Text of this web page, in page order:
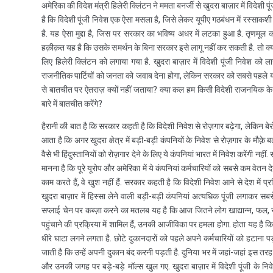
अमेरिका की विदेश मंत्री हिलेरी क्लिंटन ने ममता बनर्जी से खुदरा बाज़ार में
है कि विदेशी पूंजी निवेश एक ऐसा मसला है, जिसे लेकर यूपीए गठबंधन में रस्साकशी
है. यह ऐसा मुद्दा है, जिस पर सरकार का भविष्य अधर में लटका हुआ है. तृणमूल
हक़ीक़त यह है कि उसके समर्थन के बिना सरकार इसे लागू नहीं कर सकती है. तो
लिए हिलेरी क्लिंटन को लगाया गया है. खुदरा बाज़ार में विदेशी पूंजी निवेश को
राजनीतिक पार्टियों को जनता को जवाब देना होगा, लेकिन सरकार को सबसे पहले
से बातचीत पर ऐतराज़ क्यों नहीं जताया? क्या कल हम किसी विदेशी
बारे में बातचीत करेंगे?
हैरानी की बात है कि सरकार कहती है कि विदेशी निवेश से रोज़गार बढ़ेगा, लेकिन
आता है कि अगर खुदरा क्षेत्र में बड़ी-बड़ी कंपनियों के निवेश से रोज़गार के मौक़े
वैसे भी हिंदुस्तानियों को रोज़गार देने के लिए ये कंपनियां भारत में निवेश करेंगी
मानना है कि पूरे यूरोप और अमेरिका में ये कंपनियां कर्मचारियों को सबसे कम
काम करते हैं, वे खुश नहीं हैं. सरकार कहती है कि विदेशी निवेश आने से देश में
खुदरा बाज़ार में हिस्सा लेने वाली बड़ी-बड़ी कंपनियां अत्यधिक पूंजी लगाकर
सप्लाई चेन पर कब्ज़ा करने का मतलब यह है कि आज जितने लोग खाद्यान्न, फल,
पहुंचाने की प्रक्रिया में शामिल हैं, उनकी आजीविका पर हमला होगा. होता यह है
धीरे घाटा लगने लगता है. छोटे दुकानदारों को पहले अपने कर्मचारियों को
जाती है कि उन्हें अपनी दुकान बंद करनी पड़ती है. दुनिया भर में जहां-जहां इस तरह
और उनकी जगह पर बड़े-बड़े मॉल्स खुल गए. खुदरा बाज़ार में विदेशी पूंजी के